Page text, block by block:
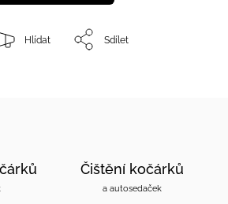
Hlídat Sdílet
Čištění kočárků
a autosedaček